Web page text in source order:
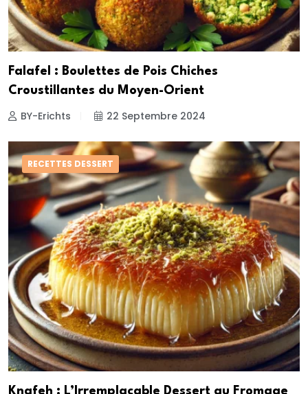
Falafel : Boulettes de Pois Chiches
Croustillantes du Moyen-Orient
BY-Erichts 22 Septembre 2024
RECETTES DESSERT
Knafeh : L’Irremplaçable Dessert au Fromage